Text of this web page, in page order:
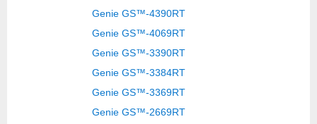
Genie GS™-4390RT
Genie GS™-4069RT
Genie GS™-3390RT
Genie GS™-3384RT
Genie GS™-3369RT
Genie GS™-2669RT